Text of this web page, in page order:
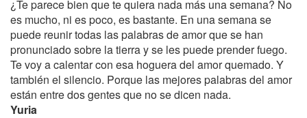
¿Te parece bien que te quiera nada más una semana? No
es mucho, ni es poco, es bastante. En una semana se
puede reunir todas las palabras de amor que se han
pronunciado sobre la tierra y se les puede prender fuego.
Te voy a calentar con esa hoguera del amor quemado. Y
también el silencio. Porque las mejores palabras del amor
están entre dos gentes que no se dicen nada.
Yuria